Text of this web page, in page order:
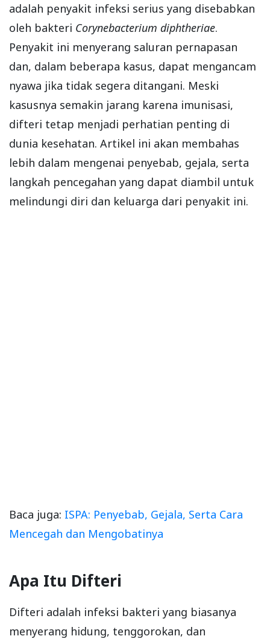
adalah penyakit infeksi serius yang disebabkan
oleh bakteri Corynebacterium diphtheriae.
Penyakit ini menyerang saluran pernapasan
dan, dalam beberapa kasus, dapat mengancam
nyawa jika tidak segera ditangani. Meski
kasusnya semakin jarang karena imunisasi,
difteri tetap menjadi perhatian penting di
dunia kesehatan. Artikel ini akan membahas
lebih dalam mengenai penyebab, gejala, serta
langkah pencegahan yang dapat diambil untuk
melindungi diri dan keluarga dari penyakit ini.
Baca juga: ISPA: Penyebab, Gejala, Serta Cara
Mencegah dan Mengobatinya
Apa Itu Difteri
Difteri adalah infeksi bakteri yang biasanya
menyerang hidung, tenggorokan, dan